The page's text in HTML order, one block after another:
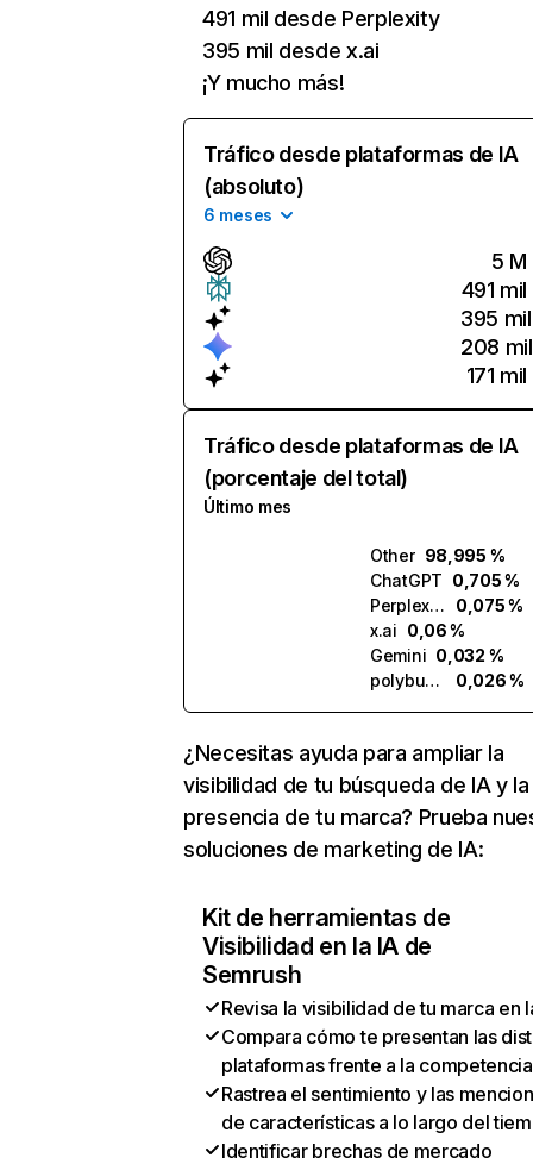
491 mil desde Perplexity
395 mil desde x.ai
¡Y mucho más!
Tráfico desde plataformas de IA
(absoluto)
6 meses
5 M
491 mil
395 mil
208 mil
171 mil
Tráfico desde plataformas de IA
(porcentaje del total)
Último mes
Other 98,995 %
ChatGPT 0,705 %
Perplexity
0,075 %
x.ai 0,06 %
Gemini 0,032 %
polybuzz.ai
0,026 %
¿Necesitas ayuda para ampliar la
visibilidad de tu búsqueda de IA y la
presencia de tu marca? Prueba
soluciones de marketing de IA:
Kit de herramientas de
Visibilidad en la IA de
Semrush
Revisa la visibilidad de tu marca en
Compara cómo te presentan las
plataformas frente a la competencia
Rastrea el sentimiento y las
de características a lo largo del
Identificar brechas de mercado